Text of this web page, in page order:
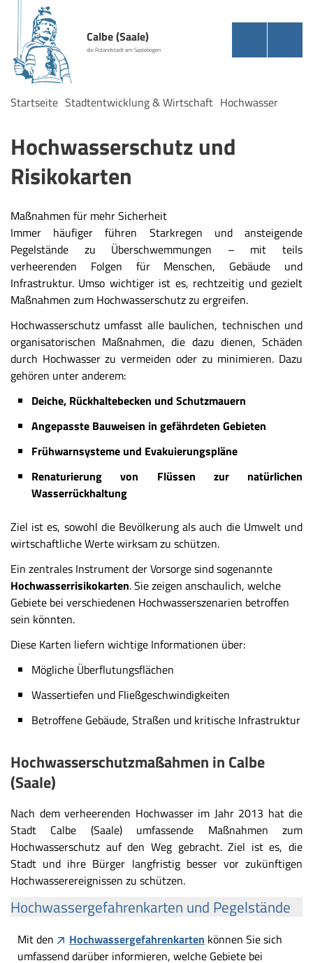
Calbe (Saale)
die Rolandstadt am Saalebogen
Startseite Stadtentwicklung & Wirtschaft Hochwasser
Hochwasserschutz und
Risikokarten
Maßnahmen für mehr Sicherheit
Immer häufiger führen Starkregen und ansteigende
Pegelstände zu Überschwemmungen – mit teils
verheerenden Folgen für Menschen, Gebäude und
Infrastruktur. Umso wichtiger ist es, rechtzeitig und gezielt
Maßnahmen zum Hochwasserschutz zu ergreifen.
Hochwasserschutz umfasst alle baulichen, technischen und
organisatorischen Maßnahmen, die dazu dienen, Schäden
durch Hochwasser zu vermeiden oder zu minimieren. Dazu
gehören unter anderem:
Deiche, Rückhaltebecken und Schutzmauern
Angepasste Bauweisen in gefährdeten Gebieten
Frühwarnsysteme und Evakuierungspläne
Renaturierung von Flüssen zur natürlichen
Wasserrückhaltung
Ziel ist es, sowohl die Bevölkerung als auch die Umwelt und
wirtschaftliche Werte wirksam zu schützen.
Ein zentrales Instrument der Vorsorge sind sogenannte
Hochwasserrisikokarten. Sie zeigen anschaulich, welche
Gebiete bei verschiedenen Hochwasserszenarien betroffen
sein könnten.
Diese Karten liefern wichtige Informationen über:
Mögliche Überflutungsflächen
Wassertiefen und Fließgeschwindigkeiten
Betroffene Gebäude, Straßen und kritische Infrastruktur
Hochwasserschutzmaßahmen in Calbe
(Saale)
Nach dem verheerenden Hochwasser im Jahr 2013 hat die
Stadt Calbe (Saale) umfassende Maßnahmen zum
Hochwasserschutz auf den Weg gebracht. Ziel ist es, die
Stadt und ihre Bürger langfristig besser vor zukünftigen
Hochwasserereignissen zu schützen.
Hochwassergefahrenkarten und Pegelstände
Mit den Hochwassergefahrenkarten können Sie sich
umfassend darüber informieren, welche Gebiete bei